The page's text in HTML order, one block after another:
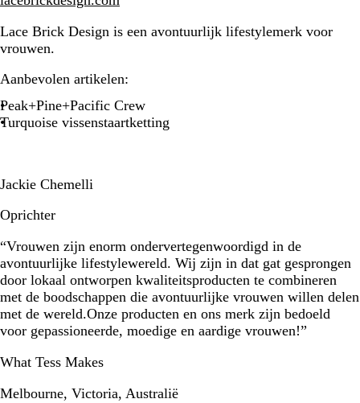
Lace Brick Design is een avontuurlijk lifestylemerk voor
vrouwen.
Aanbevolen artikelen:
Peak+Pine+Pacific Crew
Turquoise vissenstaartketting
Jackie Chemelli
Oprichter
“Vrouwen zijn enorm ondervertegenwoordigd in de
avontuurlijke lifestylewereld. Wij zijn in dat gat gesprongen
door lokaal ontworpen kwaliteitsproducten te combineren
met de boodschappen die avontuurlijke vrouwen willen delen
met de wereld.Onze producten en ons merk zijn bedoeld
voor gepassioneerde, moedige en aardige vrouwen!”
What Tess Makes
Melbourne, Victoria, Australië